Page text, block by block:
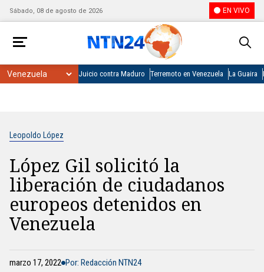
Sábado, 08 de agosto de 2026 EN VIVO
Juicio contra Maduro Terremoto en Venezuela La Guaira
Leopoldo López
López Gil solicitó la
liberación de ciudadanos
europeos detenidos en
Venezuela
marzo 17, 2022 Por: Redacción NTN24